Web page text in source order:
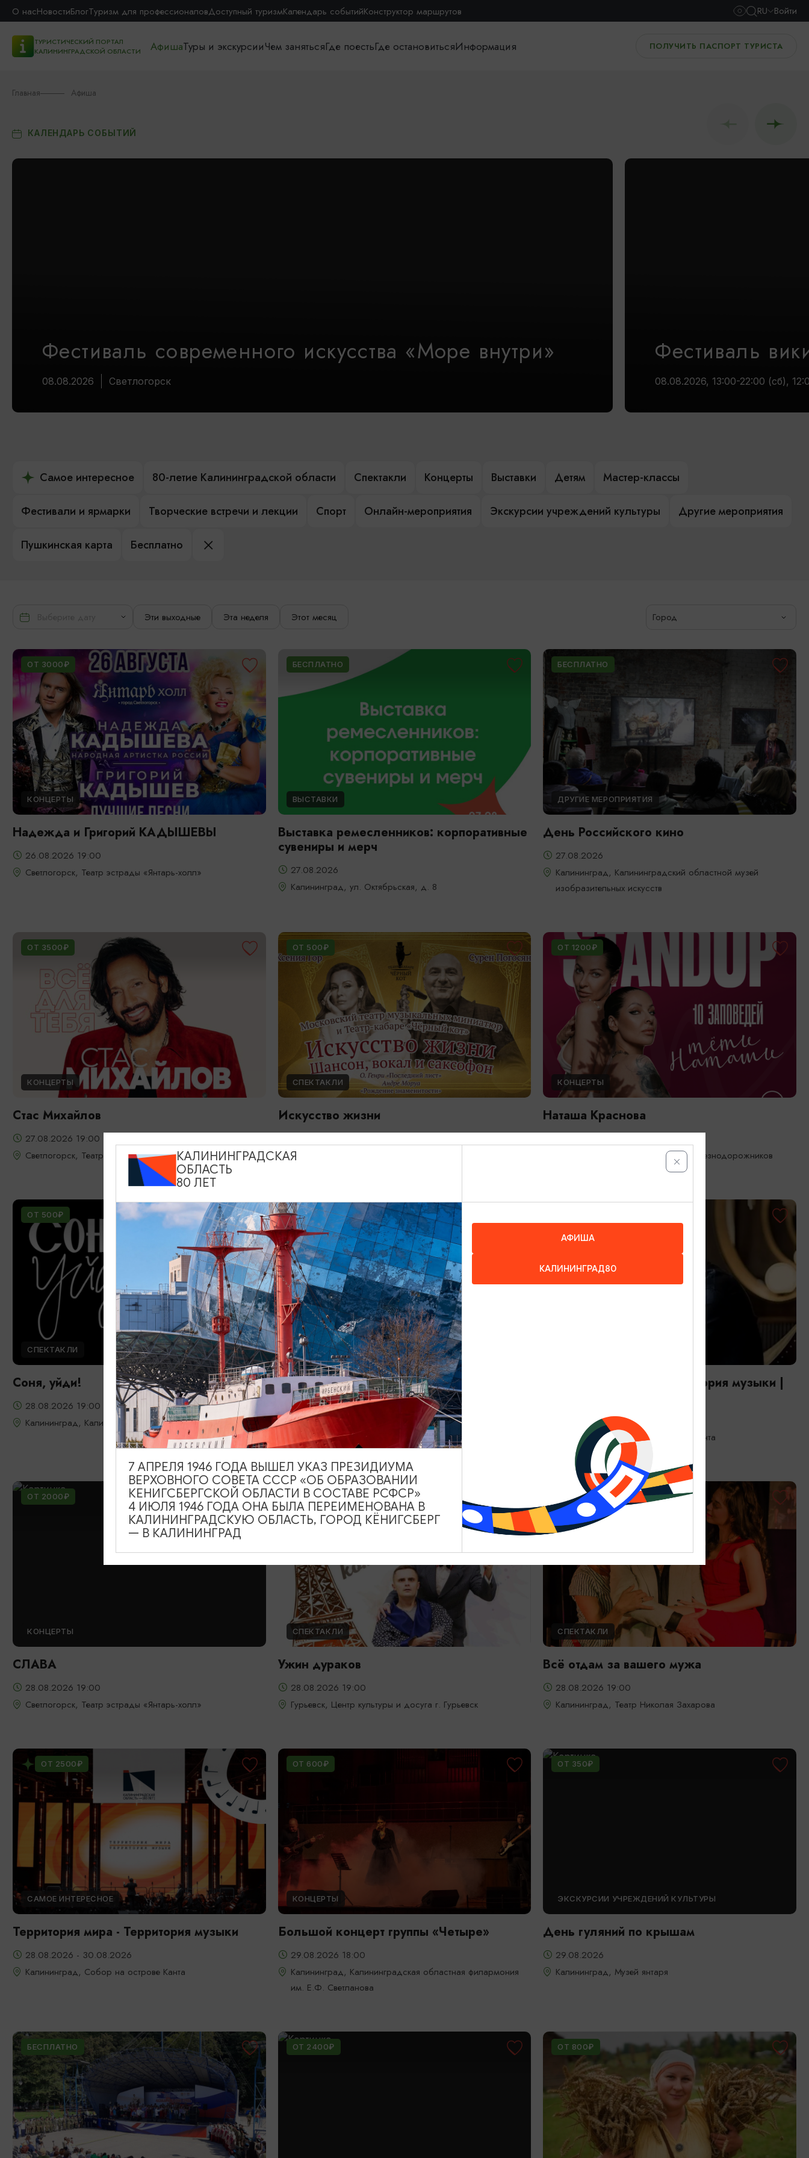
О насНовостиБлогТуризм для профессионаловДоступный туризмКалендарь событийКонструктор маршрутов RU Войти
ТУРИСТИЧЕСКИЙ ПОРТАЛ
КАЛИНИНГРАДСКОЙ ОБЛАСТИ
АфишаТуры и экскурсииЧем занятьсяГде поестьГде остановитьсяИнформация ПОЛУЧИТЬ ПАСПОРТ ТУРИСТА
Главная Афиша
КАЛЕНДАРЬ СОБЫТИЙ
Фестиваль современного искусства «Море внутри»
08.08.2026 Светлогорск
Фестиваль
08.08.2026, 13:00-22:00 (сб),
Самое интересное 80-летие Калининградской области Спектакли Концерты Выставки Детям Мастер-классы
Фестивали и ярмарки Творческие встречи и лекции Спорт Онлайн-мероприятия Экскурсии учреждений культуры Другие мероприятия
Пушкинская карта Бесплатно
Эти выходные Эта неделя Этот месяц Город
ОТ 3000₽
КОНЦЕРТЫ
Надежда и Григорий КАДЫШЕВЫ
26.08.2026 19:00
Светлогорск, Театр эстрады «Янтарь-холл»
БЕСПЛАТНО
ВЫСТАВКИ
Выставка ремесленников: корпоративные
сувениры и мерч
27.08.2026
Калининград, ул. Октябрьская, д. 8
БЕСПЛАТНО
ДРУГИЕ МЕРОПРИЯТИЯ
День Российского кино
27.08.2026
Калининград, Калининградский областной музей
изобразительных искусств
ОТ 3500₽
КОНЦЕРТЫ
Стас Михайлов
27.08.2026 19:00
Светлогорск, Театр эстрады «Янтарь-холл»
ОТ 500₽
СПЕКТАКЛИ
Искусство жизни
Светлогорск, Арт-пространство «Янтарь-холл»
ОТ 1200₽
КОНЦЕРТЫ
Наташа Краснова
Калининград, Дворец культуры железнодорожников
ОТ 500₽
СПЕКТАКЛИ
Соня, уйди!
28.08.2026 19:00
Калининград, Калининградский театр эстрады
ОТ 3000₽
КОНЦЕРТЫ
Джаз сквозь годы
28.08.2026 18:00
Зеленоградск, Кафе «Соленая ворона»
Территория мира — Территория музыки |
28.08.2026 20:00
Калининград, Собор на острове Канта
ОТ 2000₽
КОНЦЕРТЫ
СЛАВА
28.08.2026 19:00
Светлогорск, Театр эстрады «Янтарь-холл»
ОТ 200₽
СПЕКТАКЛИ
Ужин дураков
28.08.2026 19:00
Гурьевск, Центр культуры и досуга г. Гурьевск
ОТ 1200₽ ПУШКИНСКАЯ КАРТА
СПЕКТАКЛИ
Всё отдам за вашего мужа
28.08.2026 19:00
Калининград, Театр Николая Захарова
ОТ 2500₽
САМОЕ ИНТЕРЕСНОЕ
Территория мира - Территория музыки
28.08.2026 - 30.08.2026
Калининград, Собор на острове Канта
ОТ 600₽
КОНЦЕРТЫ
Большой концерт группы «Четыре»
29.08.2026 18:00
Калининград, Калининградская областная филармония
им. Е.Ф. Светланова
ОТ 350₽
ЭКСКУРСИИ УЧРЕЖДЕНИЙ КУЛЬТУРЫ
День гуляний по крышам
29.08.2026
Калининград, Музей янтаря
БЕСПЛАТНО ОТ 2400₽ ОТ 800₽
КАЛИНИНГРАДСКАЯ
ОБЛАСТЬ
80 ЛЕТ
АФИША
КАЛИНИНГРАД80
7 АПРЕЛЯ 1946 ГОДА ВЫШЕЛ УКАЗ ПРЕЗИДИУМА
ВЕРХОВНОГО СОВЕТА СССР «ОБ ОБРАЗОВАНИИ
КЕНИГСБЕРГСКОЙ ОБЛАСТИ В СОСТАВЕ РСФСР»
4 ИЮЛЯ 1946 ГОДА ОНА БЫЛА ПЕРЕИМЕНОВАНА В
КАЛИНИНГРАДСКУЮ ОБЛАСТЬ, ГОРОД КЁНИГСБЕРГ
— В КАЛИНИНГРАД